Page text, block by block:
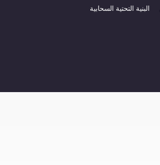
البنية التحتية السحابية